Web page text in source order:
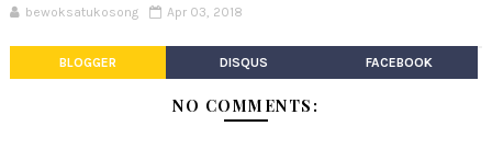
bewoksatukosong Apr 03, 2018
BLOGGER DISQUS FACEBOOK
NO COMMENTS: